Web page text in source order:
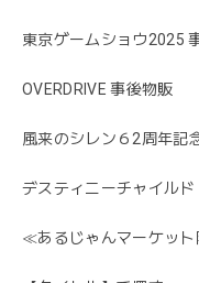
東京ゲームショウ2025
OVERDRIVE 事後物販
風来のシレン６2周年記
デスティニーチャイルド
≪あるじゃんマーケッ